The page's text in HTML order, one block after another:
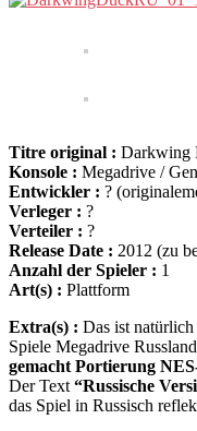
Titre original : Darkwing
Konsole : Megadrive /
Entwickler : ?
Verleger : ?
Verteiler : ?
Release Date : 2012 (zu
Anzahl der Spieler : 1
Art(s) : Plattform
Extra(s) : Das ist
Spiele Megadrive
gemacht Portierung
Der Text“Russische
das Spiel in Russisch